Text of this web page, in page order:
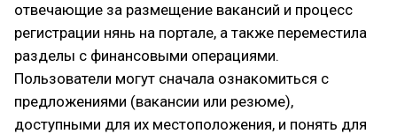
отвечающие за размещение вакансий и процесс
регистрации нянь на портале, а также переместила
разделы с финансовыми операциями.
Пользователи могут сначала ознакомиться с
предложениями (вакансии или резюме),
доступными для их местоположения, и понять для